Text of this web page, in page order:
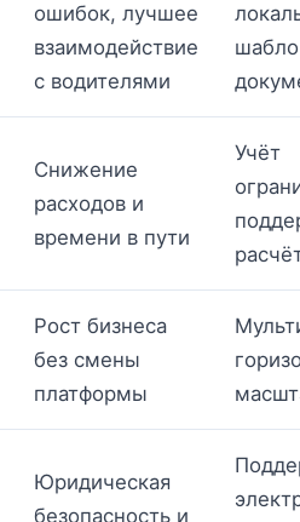
ошибок, лучшее
взаимодействие
с водителями
Снижение
расходов и
времени в пути
Учёт
Рост бизнеса
без смены
платформы
Юридическая
безопасность и